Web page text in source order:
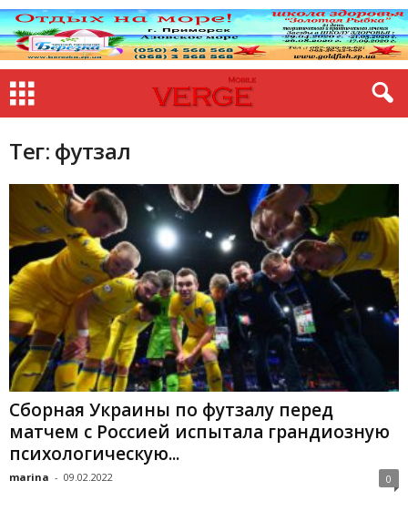
Тег: футзал
Сборная Украины по футзалу перед
матчем с Россией испытала грандиозную
психологическую...
marina - 09.02.2022 0